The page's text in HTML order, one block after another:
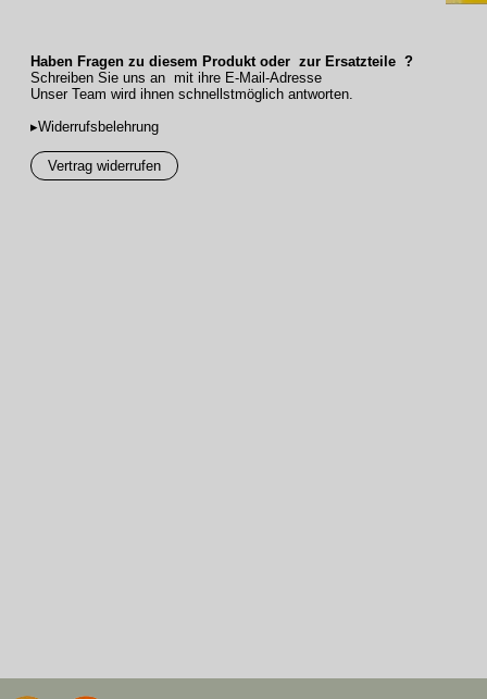
Haben Fragen zu diesem Produkt oder zur Ersatzteile ?
Schreiben Sie uns an mit ihre E-Mail-Adresse
Unser Team wird ihnen schnellstmöglich antworten.
▸Widerrufsbelehrung
Vertrag widerrufen